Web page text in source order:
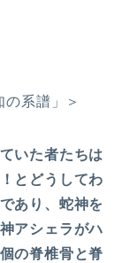
系譜」＞
いた者たちは
とどうしてわ
あり、蛇神を
アシェラがハ
の脊椎骨と脊